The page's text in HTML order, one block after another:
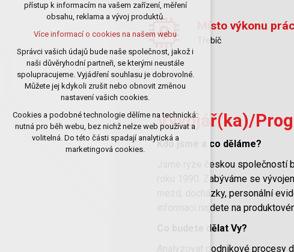
Místo výkonu
Třebíč
Vývojář(ka)/
Kdo jsme a co děláme?
Jsme ryze českou společností
roku 1990. Zabýváme se
mezd, docházky, personální
informací najdete na
Co budete dělat Vy?
Analyzovat podnikové procesy
případná přihlášení, volby jazyka, apod.
Volitelná cookies
analytická pro anonymizované
vyhodnocení návštěvnosti
marketingová cookies (Google)
Více informací o cookies na našem webu
Přijmout všechny cookies
Odmítnout vše
přístup k informacím na vašem zařízení, měření
obsahu, reklama a vývoj produktů.
Více informací o cookies na našem webu
Správci vašich údajů bude naše společnost, jakož i
naši důvěryhodní partneři, se kterými neustále
spolupracujeme. Vyjádření souhlasu je dobrovolné.
Můžete jej kdykoli zrušit nebo obnovit změnou
nastavení vašich cookies.
Cookies a podobné technologie dělíme na technická:
nutná pro běh webu, bez nichž nelze web používat a
volitelná. Do této části spadají analytická a
marketingová cookies.